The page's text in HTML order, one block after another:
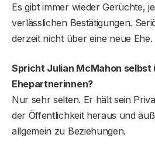
Es gibt immer wieder Gerüchte,
verlässlichen Bestätigungen.
derzeit nicht über eine neue Ehe.
Spricht Julian McMahon selbst
Ehepartnerinnen?
Nur sehr selten. Er hält sein
der Öffentlichkeit heraus und
allgemein zu Beziehungen.